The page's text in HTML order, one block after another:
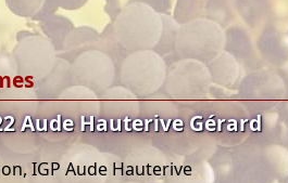
Aude Hauterive Gérard
IGP Aude Hauterive